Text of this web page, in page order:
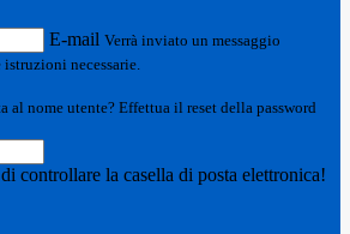
E-mail Verrà inviato un messaggio
necessarie.
al nome utente? Effettua il reset della password
controllare la casella di posta elettronica!